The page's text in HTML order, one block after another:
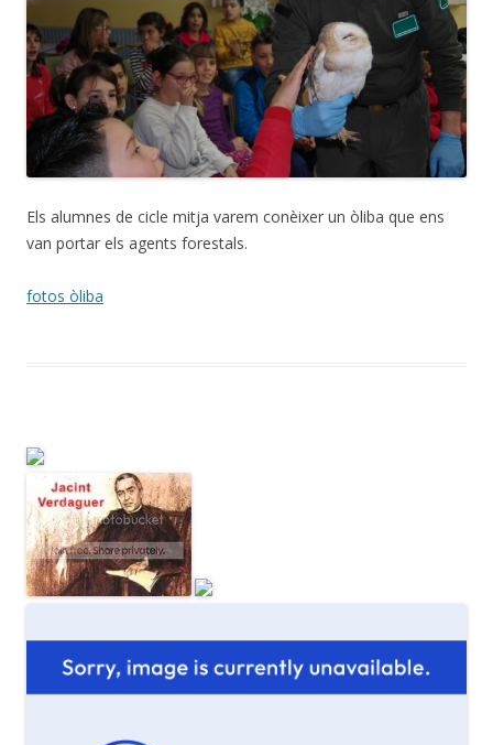
Els alumnes de cicle mitja varem conèixer un òliba que ens
van portar els agents forestals.
fotos òliba